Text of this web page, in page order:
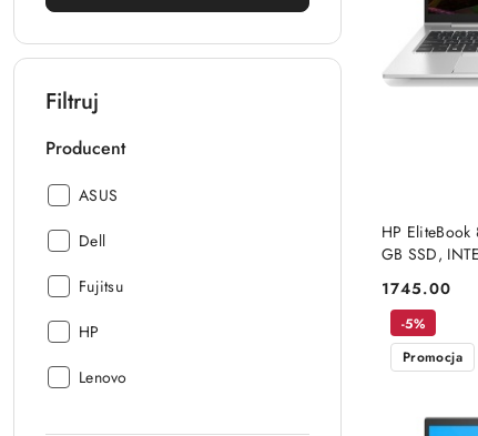
Filtruj
Producent
Producent:
ASUS
Producent:
Dell
Producent:
Fujitsu
Producent:
HP
Producent:
Lenovo
HP
GB SSD,
Cena:
1745.00
-5%
Promocja